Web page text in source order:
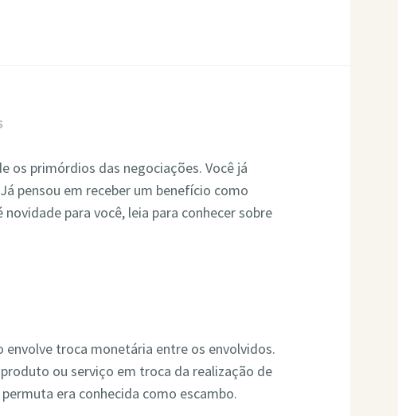
os primórdios das negociações. Você já
pensou em receber um benefício como
para você, leia para conhecer sobre
envolve troca monetária entre os envolvidos.
ou serviço em troca da realização de
era conhecida como escambo.